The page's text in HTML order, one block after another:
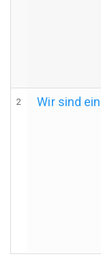
2 Wir sind